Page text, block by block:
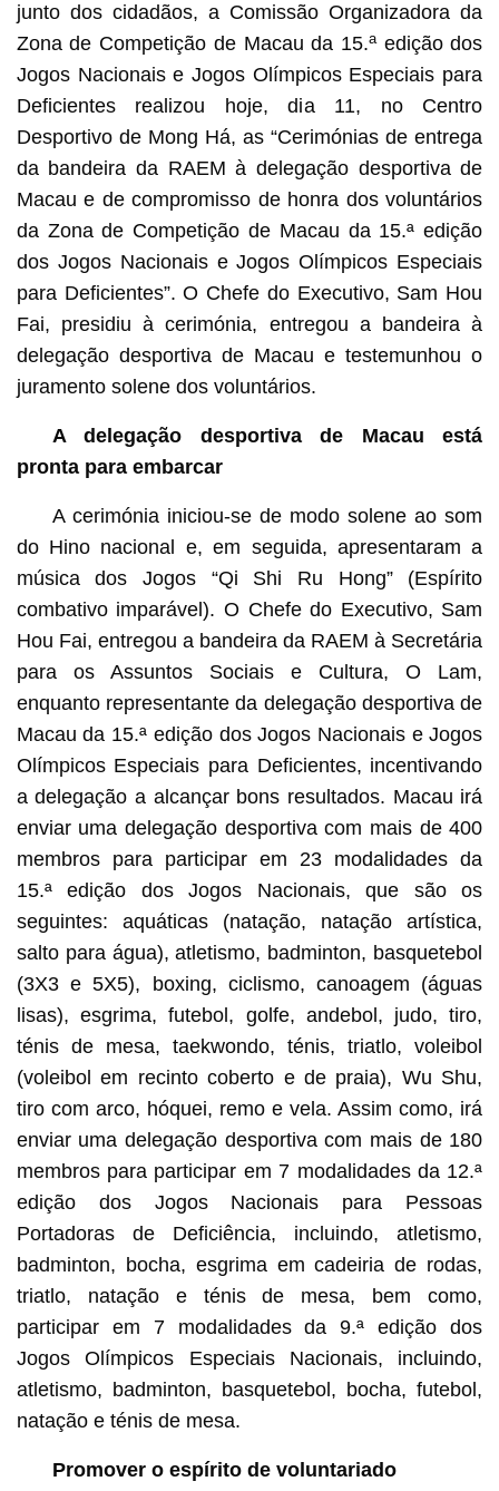
junto dos cidadãos, a Comissão Organizadora da
Zona de Competição de Macau da 15.aedição dos
Jogos Nacionais e Jogos Olímpicos Especiais para
Deficientes realizou hoje, dia 11, no Centro
Desportivo de Mong Há, as “Cerimónias de entrega
da bandeira da RAEM à delegação desportiva de
Macau e de compromisso de honra dos voluntários
da Zona de Competição de Macau da 15.ª edição
dos Jogos Nacionais e Jogos Olímpicos Especiais
para Deficientes”. O Chefe do Executivo, Sam Hou
Fai, presidiu à cerimónia, entregou a bandeira à
delegação desportiva de Macau e testemunhou o
juramento solene dos voluntários.
A delegação desportiva de Macau está
pronta para embarcar
A cerimónia iniciou-se de modo solene ao som
do Hino nacional e, em seguida, apresentaram a
música dos Jogos “Qi Shi Ru Hong” (Espírito
combativo imparável). O Chefe do Executivo, Sam
Hou Fai, entregou a bandeira da RAEM à Secretária
para os Assuntos Sociais e Cultura, O Lam,
enquanto representante da delegação desportiva de
Macau da 15.ª edição dos Jogos Nacionais e Jogos
Olímpicos Especiais para Deficientes, incentivando
a delegação a alcançar bons resultados. Macau irá
enviar uma delegação desportiva com mais de 400
membros para participar em 23 modalidades da
15.ª edição dos Jogos Nacionais, que são os
seguintes: aquáticas (natação, natação artística,
salto para água), atletismo, badminton, basquetebol
(3X3 e 5X5), boxing, ciclismo, canoagem (águas
lisas), esgrima, futebol, golfe, andebol, judo, tiro,
ténis de mesa, taekwondo, ténis, triatlo, voleibol
(voleibol em recinto coberto e de praia), Wu Shu,
tiro com arco, hóquei, remo e vela. Assim como, irá
enviar uma delegação desportiva com mais de 180
membros para participar em 7 modalidades da 12.ª
edição dos Jogos Nacionais para Pessoas
Portadoras de Deficiência, incluindo, atletismo,
badminton, bocha, esgrima em cadeiria de rodas,
triatlo, natação e ténis de mesa, bem como,
participar em 7 modalidades da 9.ª edição dos
Jogos Olímpicos Especiais Nacionais, incluindo,
atletismo, badminton, basquetebol, bocha, futebol,
natação e ténis de mesa.
Promover o espírito de voluntariado